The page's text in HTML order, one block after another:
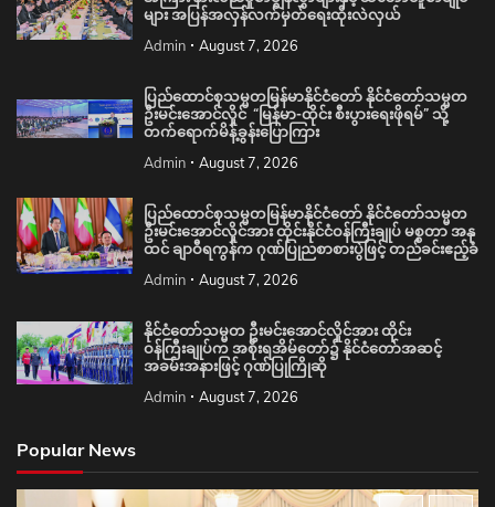
များ အပြန်အလှန်လက်မှတ်ရေးထိုးလဲလှယ်
Admin August 7, 2026
ပြည်ထောင်စုသမ္မတမြန်မာနိုင်ငံတော် နိုင်ငံတော်သမ္မတ
ဦးမင်းအောင်လှိုင် “မြန်မာ-ထိုင်း စီးပွားရေးဖိုရမ်” သို့
တက်ရောက်မိန့်ခွန်းပြောကြား
Admin August 7, 2026
ပြည်ထောင်စုသမ္မတမြန်မာနိုင်ငံတော် နိုင်ငံတော်သမ္မတ
ဦးမင်းအောင်လှိုင်အား ထိုင်းနိုင်ငံဝန်ကြီးချုပ် မစ္စတာ အနု
ထင် ချာဝီရကွန်က ဂုဏ်ပြုညစာစားပွဲဖြင့် တည်ခင်းဧည့်ခံ
Admin August 7, 2026
နိုင်ငံတော်သမ္မတ ဦးမင်းအောင်လှိုင်အား ထိုင်း
ဝန်ကြီးချုပ်က အစိုးရအိမ်တော်၌ နိုင်ငံတော်အဆင့်
အခမ်းအနားဖြင့် ဂုဏ်ပြုကြိုဆို
Admin August 7, 2026
Popular News